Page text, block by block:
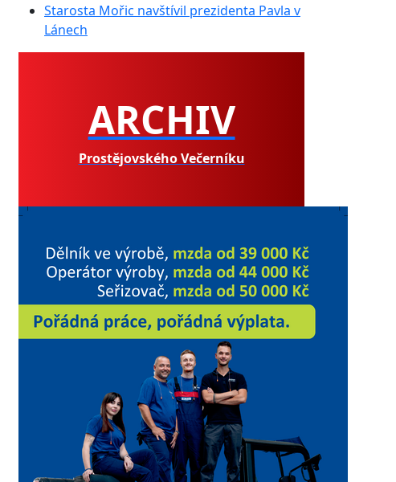
Starosta Mořic navštívil prezidenta Pavla v
Lánech
ARCHIV
Prostějovského Večerníku